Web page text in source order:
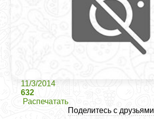
11/3/2014
632
Распечатать
Поделитесь с друзьями